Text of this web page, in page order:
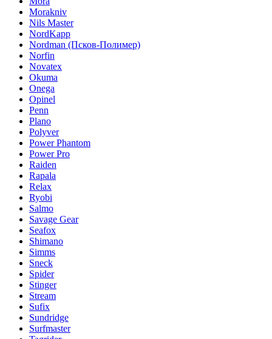
Morakniv
Nils Master
NordKapp
Nordman (Псков-Полимер)
Norfin
Novatex
Okuma
Onega
Opinel
Penn
Plano
Polyver
Power Phantom
Power Pro
Raiden
Rapala
Relax
Ryobi
Salmo
Savage Gear
Seafox
Shimano
Simms
Sneck
Spider
Stinger
Stream
Sufix
Sundridge
Surfmaster